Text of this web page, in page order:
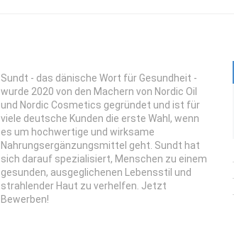
Sundt - das dänische Wort für Gesundheit -
wurde 2020 von den Machern von Nordic Oil
und Nordic Cosmetics gegründet und ist für
viele deutsche Kunden die erste Wahl, wenn
es um hochwertige und wirksame
Nahrungsergänzungsmittel geht. Sundt hat
sich darauf spezialisiert, Menschen zu einem
gesunden, ausgeglichenen Lebensstil und
strahlender Haut zu verhelfen. Jetzt
Bewerben!